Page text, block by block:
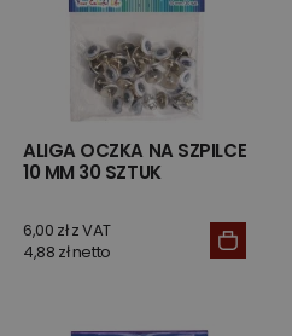
ALIGA OCZKA NA SZPILCE
10 MM 30 SZTUK
6,00 zł z VAT
4,88 zł netto